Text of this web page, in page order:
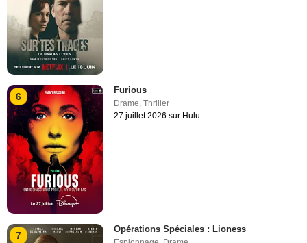
6
Furious
Drame ,Thriller
27 juillet 2026 sur Hulu
7
Opérations Spéciales : Lioness